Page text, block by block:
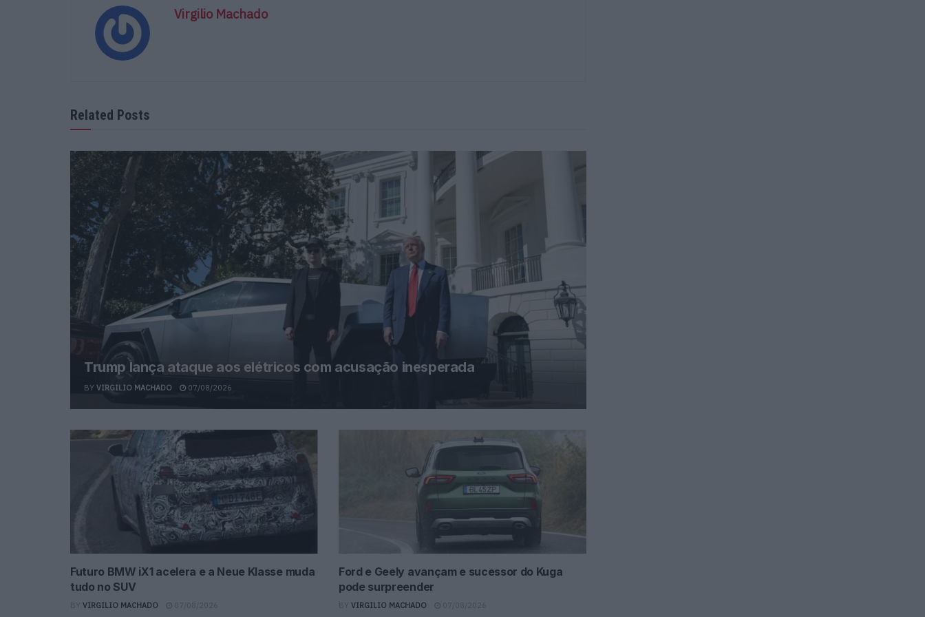
Virgilio Machado
Related Posts
Trump lança ataque aos elétricos com acusação inesperada
BY VIRGILIO MACHADO 07/08/2026
Futuro BMW iX1 acelera e a Neue Klasse muda
tudo no SUV
BY VIRGILIO MACHADO 07/08/2026
Ford e Geely avançam e sucessor do Kuga
pode surpreender
BY VIRGILIO MACHADO 07/08/2026